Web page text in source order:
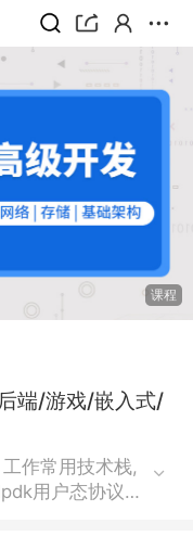
课程
端/游戏/嵌入式/
作常用技术栈,
用户态协议